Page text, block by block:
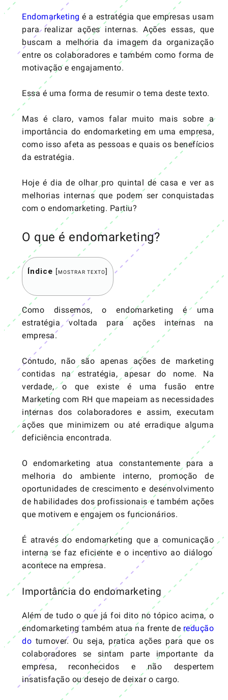
Endomarketing é a estratégia que empresas usam
para realizar ações internas. Ações essas, que
buscam a melhoria da imagem da organização
entre os colaboradores e também como forma de
motivação e engajamento.
Essa é uma forma de resumir o tema deste texto.
Mas é claro, vamos falar muito mais sobre a
importância do endomarketing em uma empresa,
como isso afeta as pessoas e quais os benefícios
da estratégia.
Hoje é dia de olhar pro quintal de casa e ver as
melhorias internas que podem ser conquistadas
com o endomarketing. Partiu?
O que é endomarketing?
Índice [MOSTRAR TEXTO]
Como dissemos, o endomarketing é uma
estratégia voltada para ações internas na
empresa.
Contudo, não são apenas ações de marketing
contidas na estratégia, apesar do nome. Na
verdade, o que existe é uma fusão entre
Marketing com RH que mapeiam as necessidades
internas dos colaboradores e assim, executam
ações que minimizem ou até erradique alguma
deficiência encontrada.
O endomarketing atua constantemente para a
melhoria do ambiente interno, promoção de
oportunidades de crescimento e desenvolvimento
de habilidades dos profissionais e também ações
que motivem e engajem os funcionários.
É através do endomarketing que a comunicação
interna se faz eficiente e o incentivo ao diálogo
acontece na empresa.
Importância do endomarketing
Além de tudo o que já foi dito no tópico acima, o
endomarketing também atua na frente de redução
do turnover. Ou seja, pratica ações para que os
colaboradores se sintam parte importante da
empresa, reconhecidos e não despertem
insatisfação ou desejo de deixar o cargo.